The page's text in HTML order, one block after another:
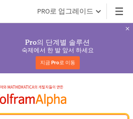
PRO로 업그레이드
Pro의 단계별 솔루션
숙제에서 한 발 앞서 하세요
지금 Pro로 이동